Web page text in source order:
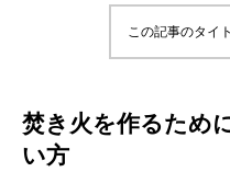
この記事のタイ
焚き火を作るため
い方